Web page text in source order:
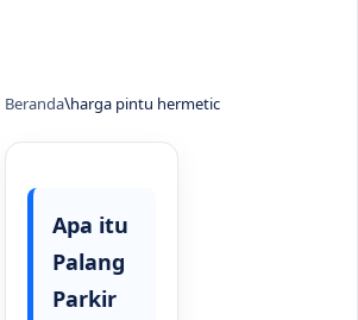
Beranda harga pintu hermetic
Apa itu
Palang
Parkir